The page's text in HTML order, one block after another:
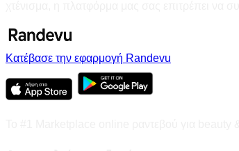
Κατέβασε την εφαρμογή Randevu